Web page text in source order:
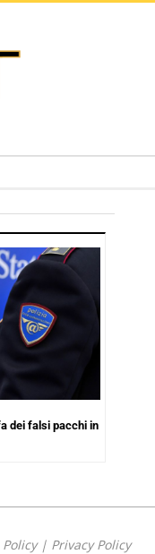
dei falsi pacchi in
Policy| Privacy Policy